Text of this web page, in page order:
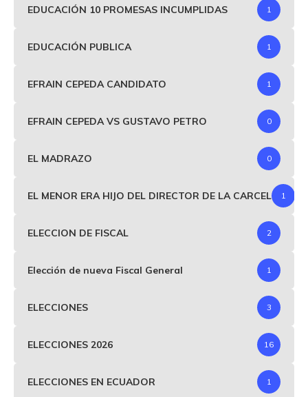
EDUCACIÓN 10 PROMESAS INCUMPLIDAS 1
EDUCACIÓN PUBLICA 1
EFRAIN CEPEDA CANDIDATO 1
EFRAIN CEPEDA VS GUSTAVO PETRO 0
EL MADRAZO 0
EL MENOR ERA HIJO DEL DIRECTOR DE LA CARCEL 1
ELECCION DE FISCAL 2
Elección de nueva Fiscal General 1
ELECCIONES 3
ELECCIONES 2026 16
ELECCIONES EN ECUADOR 1